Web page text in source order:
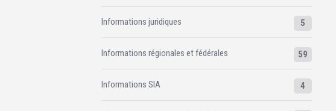
Informations juridiques 5
Informations régionales et fédérales 59
Informations SIA 4